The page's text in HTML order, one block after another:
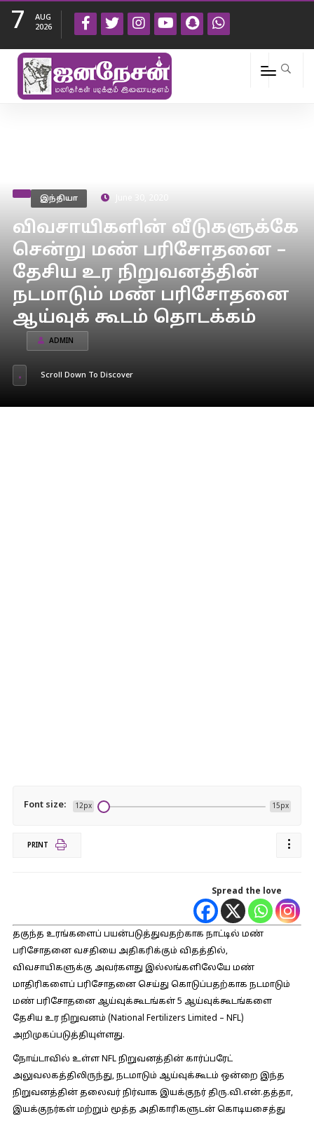
7
AUG
2026
இந்தியா
விவசாயிகளின் வீடுகளுக்கே
சென்று மண் பரிசோதனை –
தேசிய உர நிறுவனத்தின்
நடமாடும் மண் பரிசோதனை
ஆய்வுக் கூடம் தொடக்கம்
ADMIN
Scroll Down To Discover
Font size: 12px 15px
PRINT
Spread the love
தகுந்த உரங்களைப் பயன்படுத்துவதற்காக நாட்டில் மண்
பரிசோதனை வசதியை அதிகரிக்கும் விதத்தில்,
விவசாயிகளுக்கு அவர்களது இல்லங்களிலேயே மண்
மாதிரிகளைப் பரிசோதனை செய்து கொடுப்பதற்காக நடமாடும்
மண் பரிசோதனை ஆய்வுக்கூடங்கள் 5 ஆய்வுக்கூடங்களை
தேசிய உர நிறுவனம் (National Fertilizers Limited – NFL)
அறிமுகப்படுத்தியுள்ளது.
நோய்டாவில் உள்ள NFL நிறுவனத்தின் கார்ப்பரேட்
அலுவலகத்திலிருந்து, நடமாடும் ஆய்வுக்கூடம் ஒன்றை இந்த
நிறுவனத்தின் தலைவர் நிர்வாக இயக்குநர் திரு.வி.என்.தத்தா,
இயக்குநர்கள் மற்றும் மூத்த அதிகாரிகளுடன் கொடியசைத்து